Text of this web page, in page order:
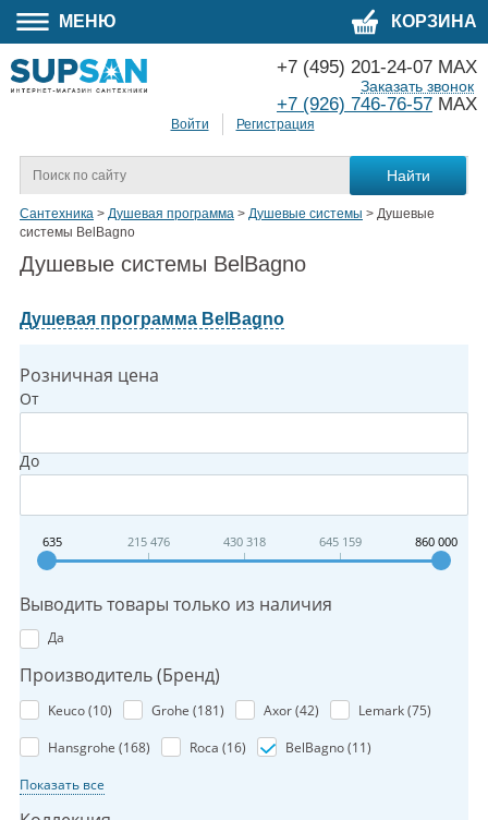
МЕНЮ КОРЗИНА
Войти Регистрация
+7 (495) 201-24-07 MAX
+7 (926) 746-76-57 MAX
Заказать звонок
Сантехника > Душевая программа > Душевые системы > Душевые
системы BelBagno
Душевые системы BelBagno
Душевая программа BelBagno
Розничная цена
От
До
635 215 476 430 318 645 159 860 000
Выводить товары только из наличия
Да
Производитель (Бренд)
Keuco (10) Grohe (181) Axor (42) Lemark (75)
Hansgrohe (168) Roca (16) BelBagno (11)
Показать все